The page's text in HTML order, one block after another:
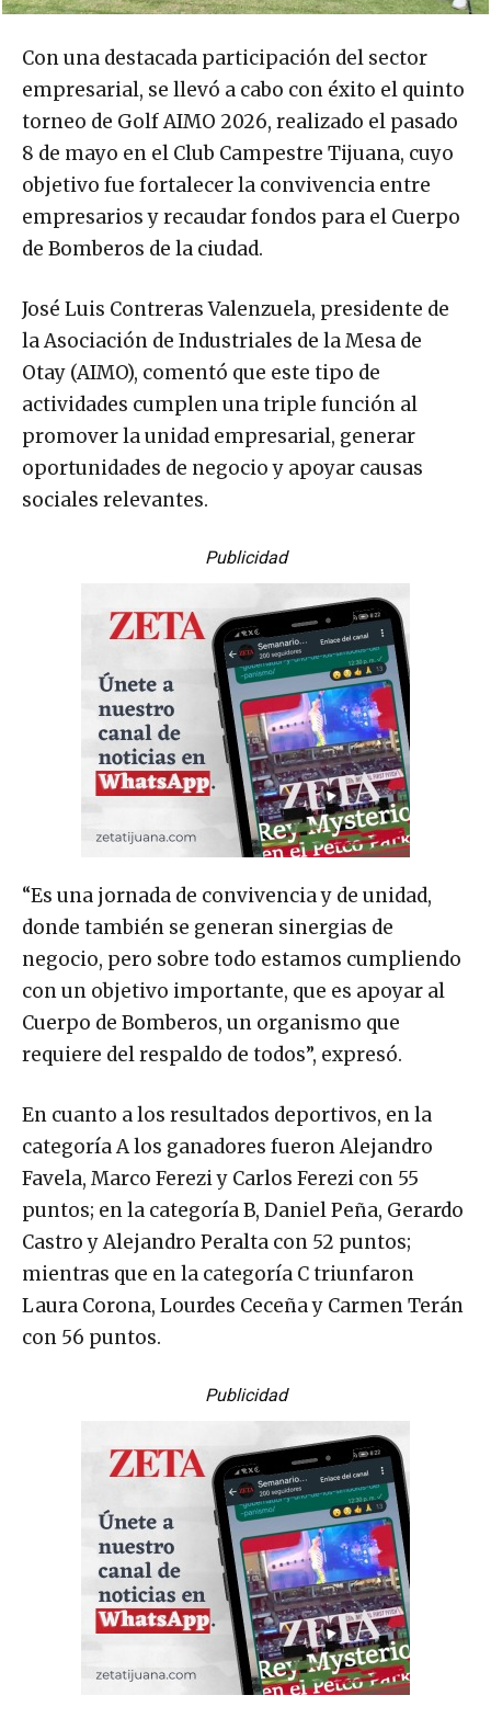
Con una destacada participación del sector
empresarial, se llevó a cabo con éxito el quinto
torneo de Golf AIMO 2026, realizado el pasado
8 de mayo en el Club Campestre Tijuana, cuyo
objetivo fue fortalecer la convivencia entre
empresarios y recaudar fondos para el Cuerpo
de Bomberos de la ciudad.
José Luis Contreras Valenzuela, presidente de
la Asociación de Industriales de la Mesa de
Otay (AIMO), comentó que este tipo de
actividades cumplen una triple función al
promover la unidad empresarial, generar
oportunidades de negocio y apoyar causas
sociales relevantes.
Publicidad
“Es una jornada de convivencia y de unidad,
donde también se generan sinergias de
negocio, pero sobre todo estamos cumpliendo
con un objetivo importante, que es apoyar al
Cuerpo de Bomberos, un organismo que
requiere del respaldo de todos”, expresó.
En cuanto a los resultados deportivos, en la
categoría A los ganadores fueron Alejandro
Favela, Marco Ferezi y Carlos Ferezi con 55
puntos; en la categoría B, Daniel Peña, Gerardo
Castro y Alejandro Peralta con 52 puntos;
mientras que en la categoría C triunfaron
Laura Corona, Lourdes Ceceña y Carmen Terán
con 56 puntos.
Publicidad